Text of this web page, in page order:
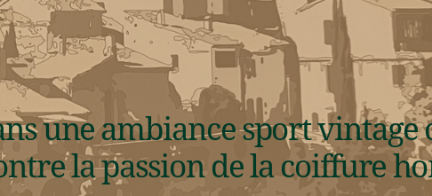
une ambiance sport vintage
la passion de la coiffure